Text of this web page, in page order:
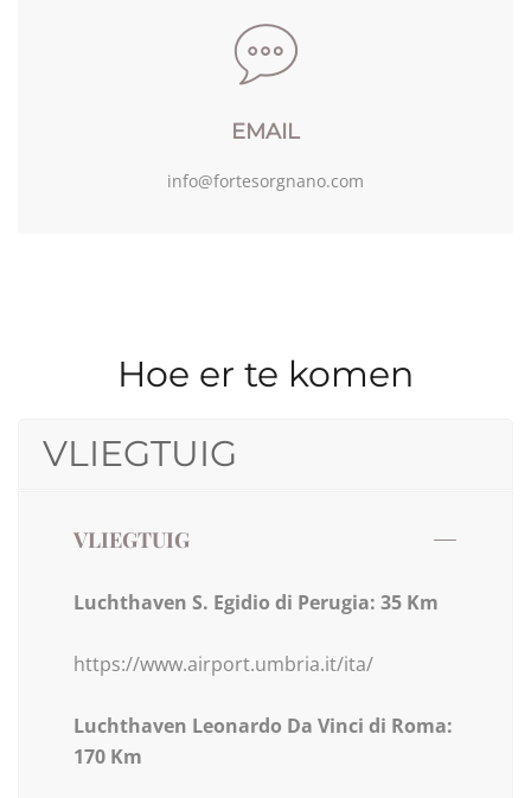
EMAIL
info@fortesorgnano.com
Hoe er te komen
VLIEGTUIG
VLIEGTUIG
Luchthaven S. Egidio di Perugia: 35 Km
https://www.airport.umbria.it/ita/
Luchthaven Leonardo Da Vinci di Roma:
170 Km